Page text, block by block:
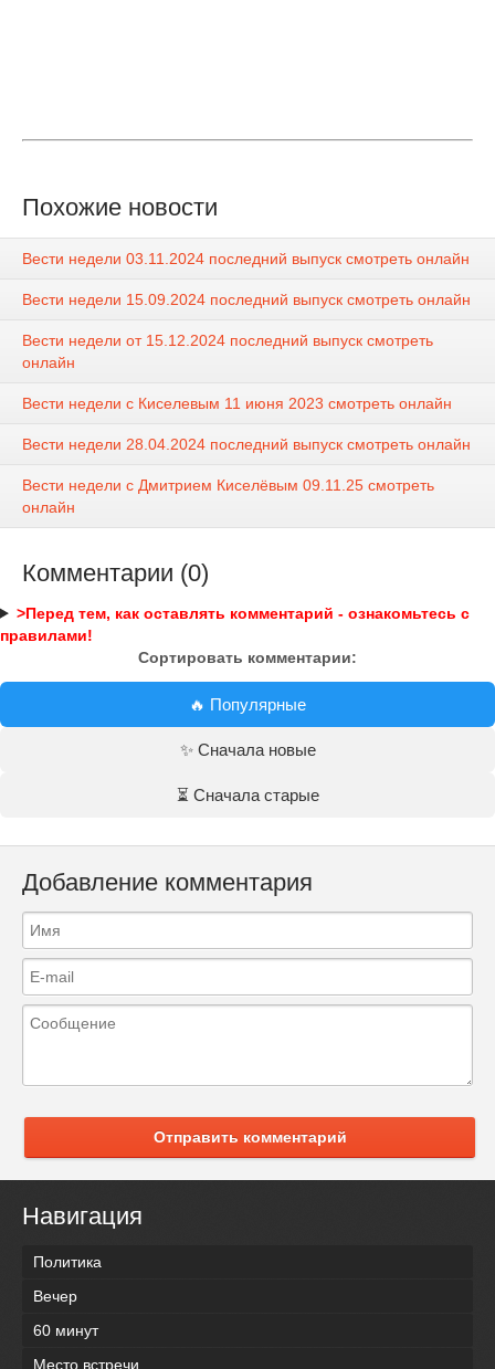
Похожие новости
Вести недели 03.11.2024 последний выпуск смотреть онлайн
Вести недели 15.09.2024 последний выпуск смотреть онлайн
Вести недели от 15.12.2024 последний выпуск смотреть
онлайн
Вести недели с Киселевым 11 июня 2023 смотреть онлайн
Вести недели 28.04.2024 последний выпуск смотреть онлайн
Вести недели с Дмитрием Киселёвым 09.11.25 смотреть
онлайн
Комментарии (0)
>Перед тем, как оставлять комментарий - ознакомьтесь с
правилами!
Сортировать комментарии:
🔥 Популярные
✨ Сначала новые
⏳ Сначала старые
Добавление комментария
Отправить комментарий
Навигация
Политика
Вечер
60 минут
Место встречи